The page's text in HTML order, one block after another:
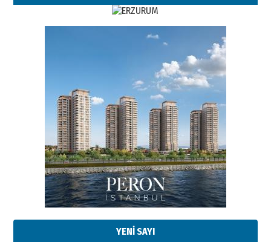
YENİ SAYI
Esat BİNDESEN
Başkan Sekmen’den Erzurum’a
bir vizyon proje daha!
02 Ağustos 2026 Pazar
Kadir SABUNCUOĞLU
Erzurumspor’un köşe taşları
29 Haziran 2026 Pazartesi
Kenan GÜLERCİ